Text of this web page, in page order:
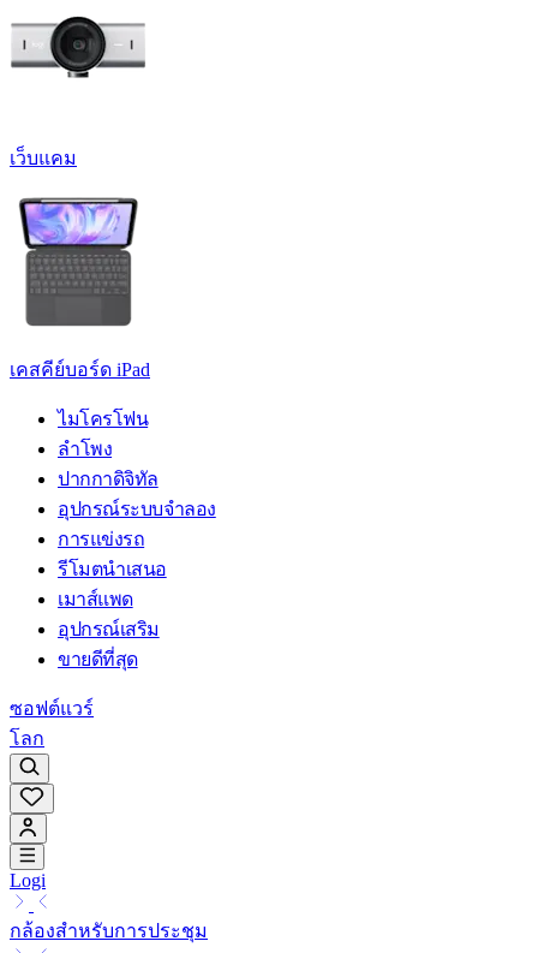
เว็บแคม
เคสคีย์บอร์ด iPad
ไมโครโฟน
ลำโพง
ปากกาดิจิทัล
อุปกรณ์ระบบจำลอง
การแข่งรถ
รีโมตนำเสนอ
เมาส์แพด
อุปกรณ์เสริม
ขายดีที่สุด
ซอฟต์แวร์
โลก
Logi
กล้องสำหรับการประชุม